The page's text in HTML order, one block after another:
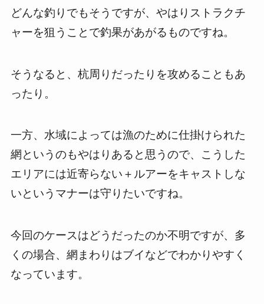
どんな釣りでもそうですが、やはりストラクチ
ャーを狙うことで釣果があがるものですね。
そうなると、杭周りだったりを攻めることもあ
ったり。
一方、水域によっては漁のために仕掛けられた
網というのもやはりあると思うので、こうした
エリアには近寄らない＋ルアーをキャストしな
いというマナーは守りたいですね。
今回のケースはどうだったのか不明ですが、多
くの場合、網まわりはブイなどでわかりやすく
なっています。